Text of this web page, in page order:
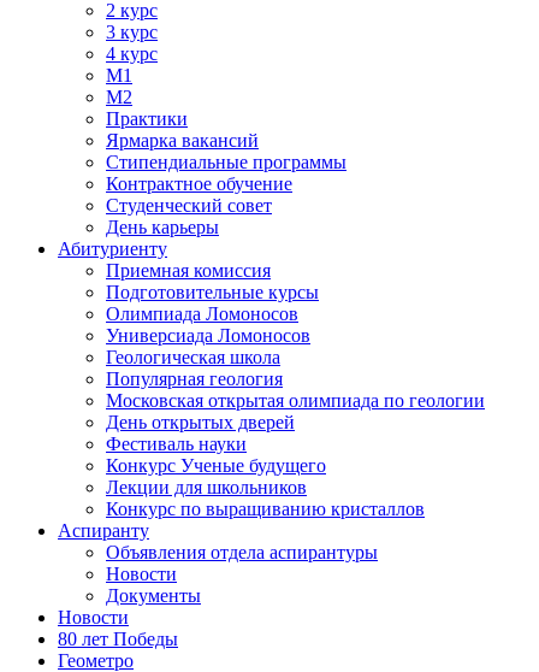
2 курс
3 курс
4 курс
М1
М2
Практики
Ярмарка вакансий
Стипендиальные программы
Контрактное обучение
Студенческий совет
День карьеры
Абитуриенту
Приемная комиссия
Подготовительные курсы
Олимпиада Ломоносов
Универсиада Ломоносов
Геологическая школа
Популярная геология
Московская открытая олимпиада по геологии
День открытых дверей
Фестиваль науки
Конкурс Ученые будущего
Лекции для школьников
Конкурс по выращиванию кристаллов
Аспиранту
Объявления отдела аспирантуры
Новости
Документы
Новости
80 лет Победы
Геометро